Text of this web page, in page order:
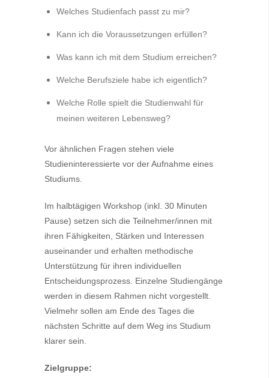
Welches Studienfach passt zu mir?
Kann ich die Voraussetzungen erfüllen?
Was kann ich mit dem Studium erreichen?
Welche Berufsziele habe ich eigentlich?
Welche Rolle spielt die Studienwahl für
meinen weiteren Lebensweg?
Vor ähnlichen Fragen stehen viele
Studieninteressierte vor der Aufnahme eines
Studiums.
Im halbtägigen Workshop (inkl. 30 Minuten
Pause) setzen sich die Teilnehmer/innen mit
ihren Fähigkeiten, Stärken und Interessen
auseinander und erhalten methodische
Unterstützung für ihren individuellen
Entscheidungsprozess. Einzelne Studiengänge
werden in diesem Rahmen nicht vorgestellt.
Vielmehr sollen am Ende des Tages die
nächsten Schritte auf dem Weg ins Studium
klarer sein.
Zielgruppe: